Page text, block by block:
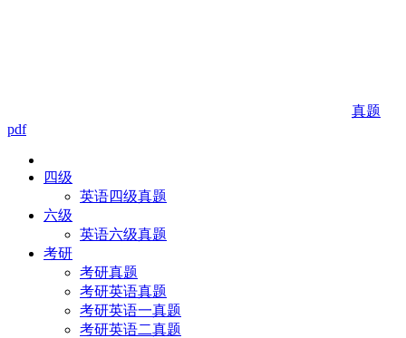
真题
pdf
四级
英语四级真题
六级
英语六级真题
考研
考研真题
考研英语真题
考研英语一真题
考研英语二真题